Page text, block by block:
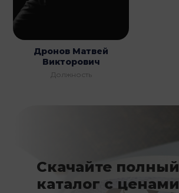
Дронов Матвей
Викторович
Должность
Скачайте полный
каталог с ценами